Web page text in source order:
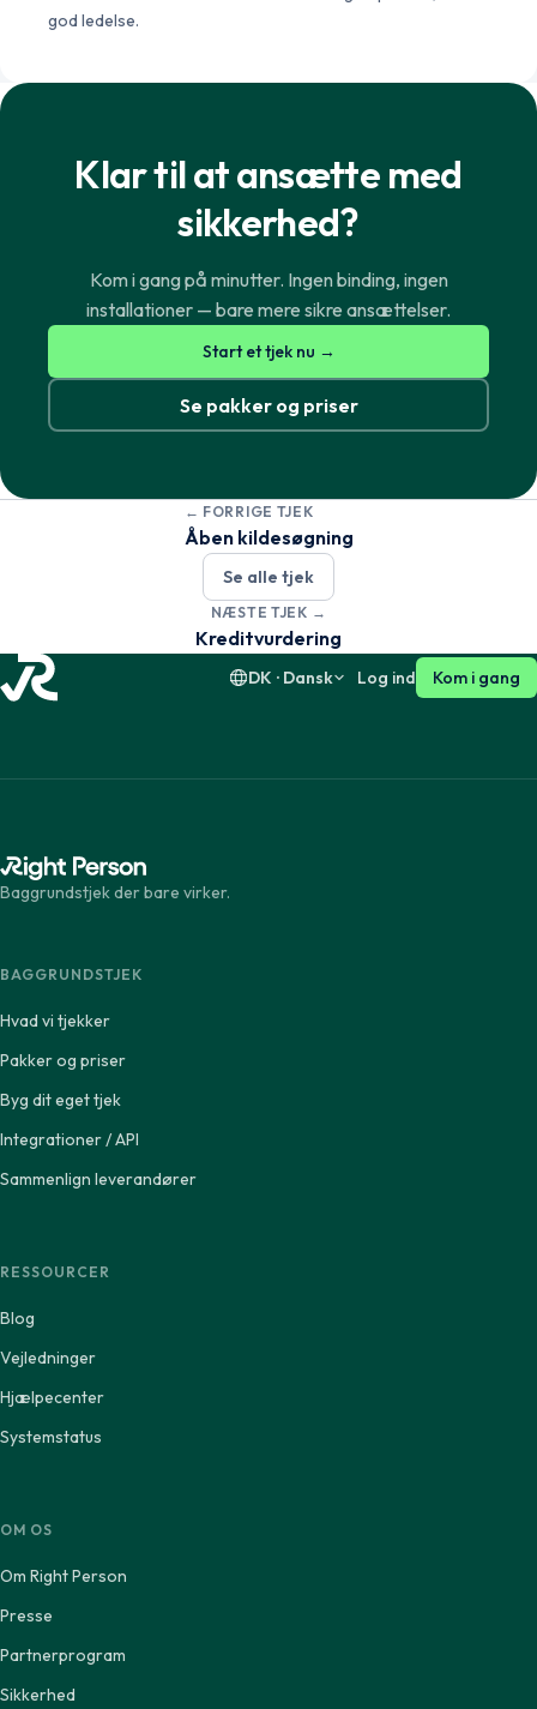
god ledelse.
Klar til at ansætte med
sikkerhed?
Kom i gang på minutter. Ingen binding, ingen
installationer — bare mere sikre ansættelser.
Start et tjek nu →
Se pakker og priser
← FORRIGE TJEK
Åben kildesøgning
Se alle tjek
NÆSTE TJEK →
Kreditvurdering
DK · Dansk
Norsk English
Svenska English
English
English
Log ind Kom i gang
Baggrundstjek der bare virker.
BAGGRUNDSTJEK
Hvad vi tjekker
Pakker og priser
Byg dit eget tjek
Integrationer / API
Sammenlign leverandører
RESSOURCER
Blog
Vejledninger
Hjælpecenter
Systemstatus
OM OS
Om Right Person
Presse
Partnerprogram
Sikkerhed